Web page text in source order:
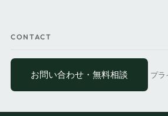
CONTACT
お問い合わせ・無料相談 プラ